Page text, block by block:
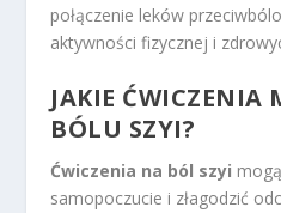
połączenie leków
aktywności fizycznej i
JAKIE ĆWICZENIA
BÓLU SZYI?
Ćwiczenia na ból szyi
samopoczucie i złagodzić